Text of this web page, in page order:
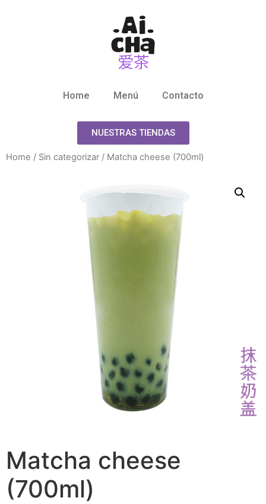
Home Menú Contacto
NUESTRAS TIENDAS
Home / Sin categorizar / Matcha cheese (700ml)
Matcha cheese
(700ml)